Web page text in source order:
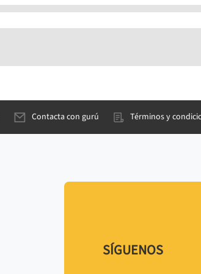
Contacta con gurú Términos y
SÍGUENOS